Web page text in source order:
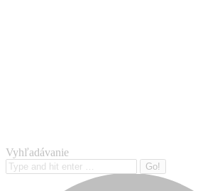
Vyhľadávanie
Search: